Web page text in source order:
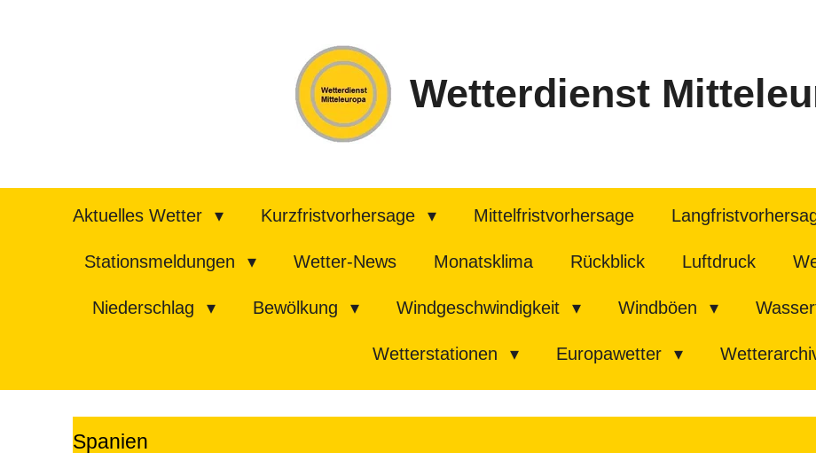
Wetterdienst
Aktuelles Wetter Kurzfristvorhersage Mittelfristvorhersage
Stationsmeldungen Wetter-News Monatsklima Rückblick Luftdruck
Niederschlag Bewölkung Windgeschwindigkeit Windböen
Wetterstationen Europawetter
Spanien